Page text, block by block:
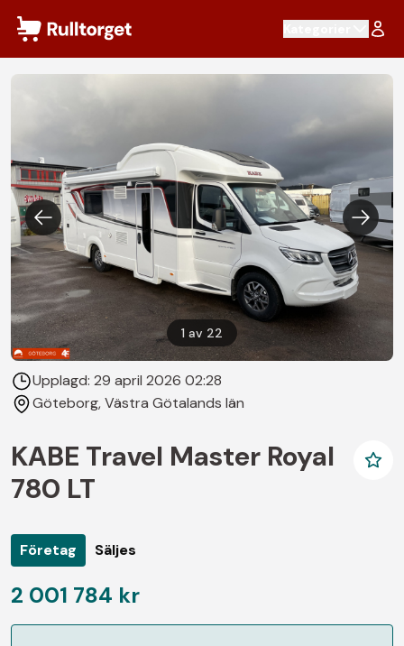
1 av 22
Upplagd: 29 april 2026 02:28
Göteborg, Västra Götalands län
KABE Travel Master Royal
780 LT
Företag Säljes
2 001 784 kr